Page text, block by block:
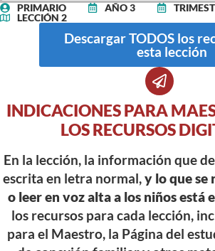
PRIMARIO AÑO 3
LECCIÓN 2
Descargar TODOS los
esta lección
INDICACIONES PARA
LOS RECURSOS
En la lección, la información que
escrita en letra normal,y lo que se
o leer en voz alta a los niños está
los recursos para cada lección,
para el Maestro, la Página del